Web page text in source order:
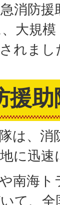
消防
⼤規
れまし
援
は、
に迅
南海
て、